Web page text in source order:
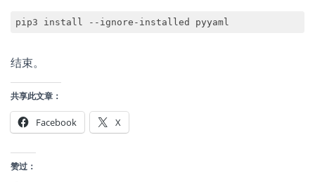
pip3 install --ignore-installed pyyaml
结束。
共享此文章：
Facebook X
赞过：